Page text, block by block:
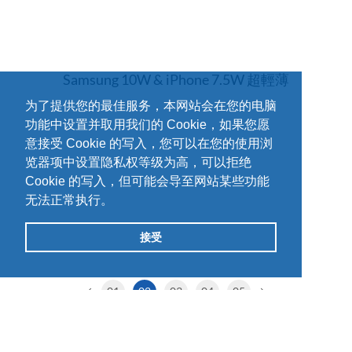
为了提供您的最佳服务，本网站会在您的电脑
功能中设置并取用我们的 Cookie，如果您愿
意接受 Cookie 的写入，您可以在您的使用浏
览器项中设置隐私权等级为高，可以拒绝
Cookie 的写入，但可能会导至网站某些功能
无法正常执行。
接受
Samsung 10W & iPhone 7.5W 超輕薄
01 02 03 04 05